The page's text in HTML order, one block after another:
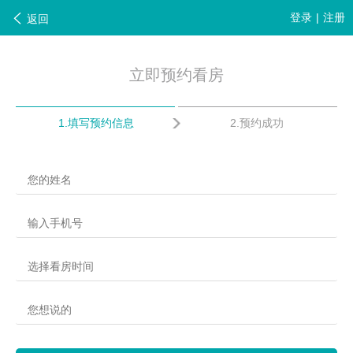
返回 登录 | 注册
立即预约看房
1.填写预约信息 2.预约成功